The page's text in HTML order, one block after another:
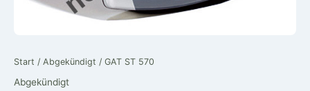
Start / Abgekündigt / GAT ST 570
Abgekündigt